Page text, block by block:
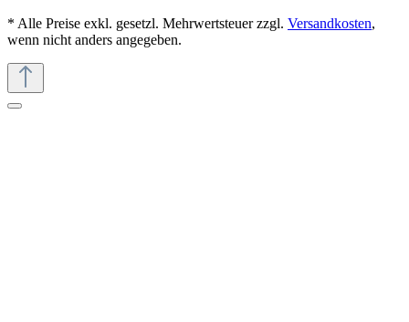
* Alle Preise exkl. gesetzl. Mehrwertsteuer zzgl. Versandkosten,
wenn nicht anders angegeben.